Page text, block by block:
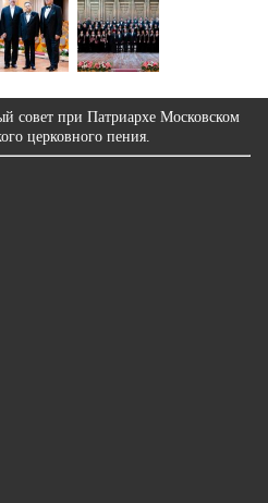
совет при Патриархе Московском
церковного пения.